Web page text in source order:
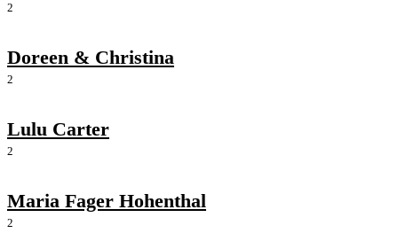
2
Doreen & Christina
2
Lulu Carter
2
Maria Fager Hohenthal
2